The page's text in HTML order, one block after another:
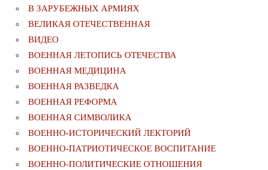
В ЗАРУБЕЖНЫХ АРМИЯХ
ВЕЛИКАЯ ОТЕЧЕСТВЕННАЯ
ВИДЕО
ВОЕННАЯ ЛЕТОПИСЬ ОТЕЧЕСТВА
ВОЕННАЯ МЕДИЦИНА
ВОЕННАЯ РАЗВЕДКА
ВОЕННАЯ РЕФОРМА
ВОЕННАЯ СИМВОЛИКА
ВОЕННО-ИСТОРИЧЕСКИЙ ЛЕКТОРИЙ
ВОЕННО-ПАТРИОТИЧЕСКОЕ ВОСПИТАНИЕ
ВОЕННО-ПОЛИТИЧЕСКИE ОТНОШЕНИЯ